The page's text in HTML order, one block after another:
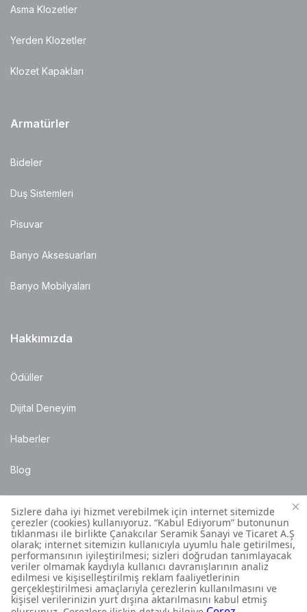
Asma Klozetler
Yerden Klozetler
Klozet Kapakları
Armatürler
Bideler
Duş Sistemleri
Pisuvar
Banyo Aksesuarları
Banyo Mobilyaları
Hakkımızda
Ödüller
Dijital Deneyim
Haberler
Blog
Satış Noktaları
Montaj Bilgileri
Müşteri İletişim Merkezi